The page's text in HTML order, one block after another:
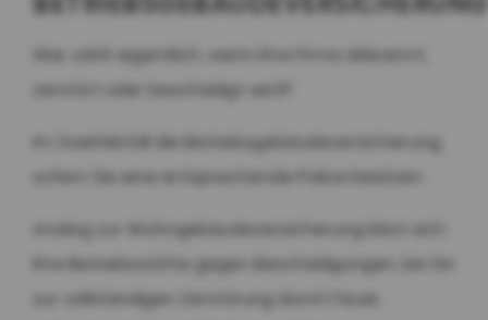
Wer zahlt eigentlich, wenn Ihre Firma abbrennt,
zerstört oder beschädigt wird?
Im Zweifelsfall die Betriebsgebäudeversicherung,
sofern Sie eine entsprechende Police besitzen.
Analog zur Wohngebäudeversicherung lässt sich
Ihre Betriebsstätte gegen Beschädigungen, bis hin
zur vollständigen Zerstörung durch Feuer,